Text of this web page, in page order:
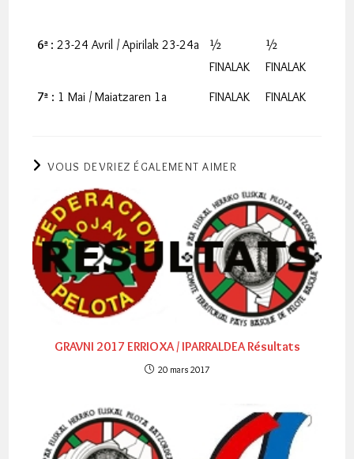
6ª : 23-24 Avril / Apirilak 23-24a
½
FINALAK
½
FINALAK
7ª: 1 Mai / Maiatzaren 1a FINALAK FINALAK
VOUS DEVRIEZ ÉGALEMENT AIMER
GRAVNI 2017 ERRIOXA / IPARRALDEA Résultats
20 mars 2017